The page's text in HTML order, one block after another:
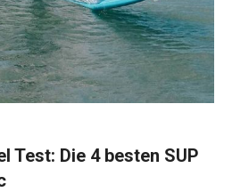
Test: Die 4 besten SUP